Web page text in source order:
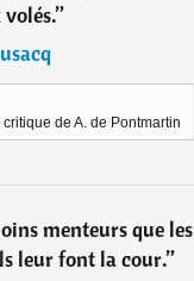
”
de A. de Pontmartin
menteurs que les
leur font la cour.”